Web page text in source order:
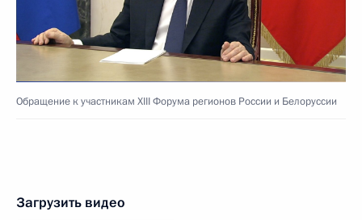
Обращение к участникам XIII Форума регионов России и Белоруссии
Загрузить видео